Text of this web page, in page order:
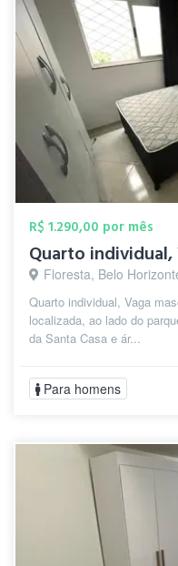
R$ 1.290,00 por mês
Quarto individual,
Floresta, Belo
Quarto individual, Vaga
localizada, ao lado do
da Santa Casa e ár...
Para homens